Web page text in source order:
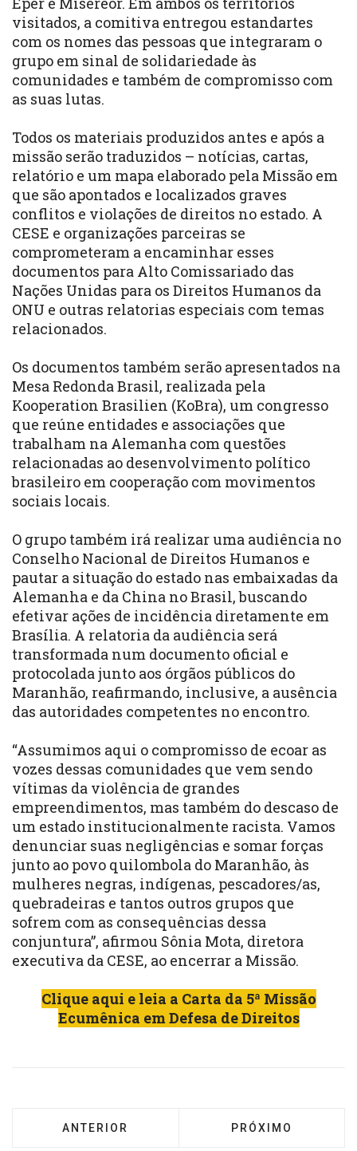
visitados, a comitiva entregou estandartes
com os nomes das pessoas que integraram o
grupo em sinal de solidariedade às
comunidades e também de compromisso com
as suas lutas.
Todos os materiais produzidos antes e após a
missão serão traduzidos – notícias, cartas,
relatório e um mapa elaborado pela Missão em
que são apontados e localizados graves
conflitos e violações de direitos no estado. A
CESE e organizações parceiras se
comprometeram a encaminhar esses
documentos para Alto Comissariado das
Nações Unidas para os Direitos Humanos da
ONU e outras relatorias especiais com temas
relacionados.
Os documentos também serão apresentados na
Mesa Redonda Brasil, realizada pela
Kooperation Brasilien (KoBra), um congresso
que reúne entidades e associações que
trabalham na Alemanha com questões
relacionadas ao desenvolvimento político
brasileiro em cooperação com movimentos
sociais locais.
O grupo também irá realizar uma audiência no
Conselho Nacional de Direitos Humanos e
pautar a situação do estado nas embaixadas da
Alemanha e da China no Brasil, buscando
efetivar ações de incidência diretamente em
Brasília. A relatoria da audiência será
transformada num documento oficial e
protocolada junto aos órgãos públicos do
Maranhão, reafirmando, inclusive, a ausência
das autoridades competentes no encontro.
“Assumimos aqui o compromisso de ecoar as
vozes dessas comunidades que vem sendo
vítimas da violência de grandes
empreendimentos, mas também do descaso de
um estado institucionalmente racista. Vamos
denunciar suas negligências e somar forças
junto ao povo quilombola do Maranhão, às
mulheres negras, indígenas, pescadores/as,
quebradeiras e tantos outros grupos que
sofrem com as consequências dessa
conjuntura”, afirmou Sônia Mota, diretora
executiva da CESE, ao encerrar a Missão.
Clique aqui e leia a Carta da 5ª Missão
Ecumênica em Defesa de Direitos
ARTIGO ANTERIOR: ORGANIZAÇÕES
ANTERIOR PRÓXIMO ARTIGO:
PRÓXIMO